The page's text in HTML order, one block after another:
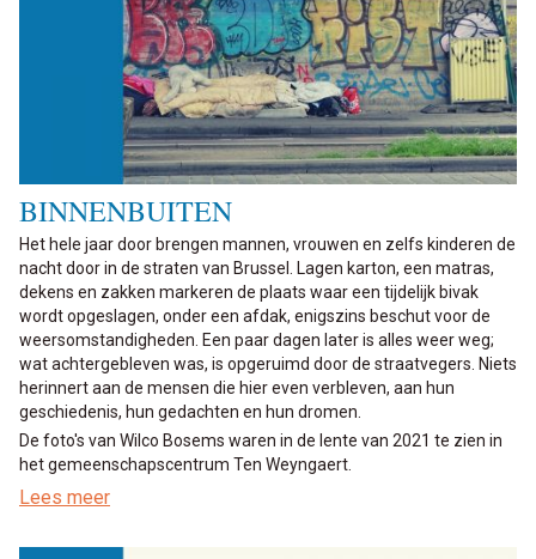
BINNENBUITEN
Het hele jaar door brengen mannen, vrouwen en zelfs kinderen de
nacht door in de straten van Brussel. Lagen karton, een matras,
dekens en zakken markeren de plaats waar een tijdelijk bivak
wordt opgeslagen, onder een afdak, enigszins beschut voor de
weersomstandigheden. Een paar dagen later is alles weer weg;
wat achtergebleven was, is opgeruimd door de straatvegers. Niets
herinnert aan de mensen die hier even verbleven, aan hun
geschiedenis, hun gedachten en hun dromen.
De foto's van Wilco Bosems waren in de lente van 2021 te zien in
het gemeenschapscentrum Ten Weyngaert.
Lees meer